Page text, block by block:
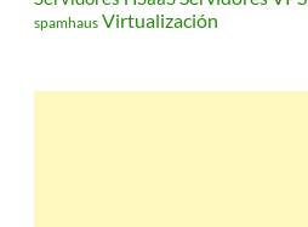
spamhaus Virtualización